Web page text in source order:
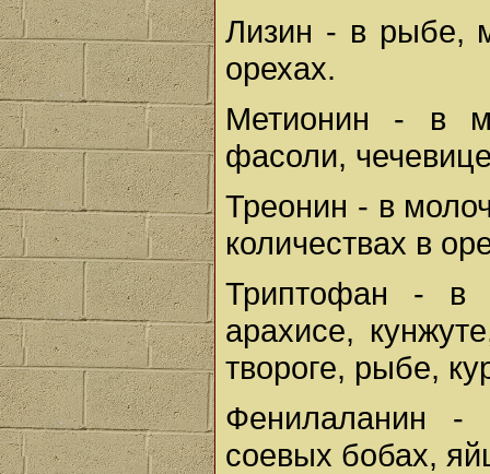
Лизин - в рыбе,
орехах.
Метионин - в
фасоли,
Треонин - в
количествах в
Триптофан - в
арахисе,
твороге, рыбе,
Фенилаланин -
соевых бобах,